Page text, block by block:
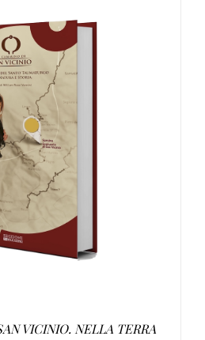
/
VICINIO. NELLA TERRA